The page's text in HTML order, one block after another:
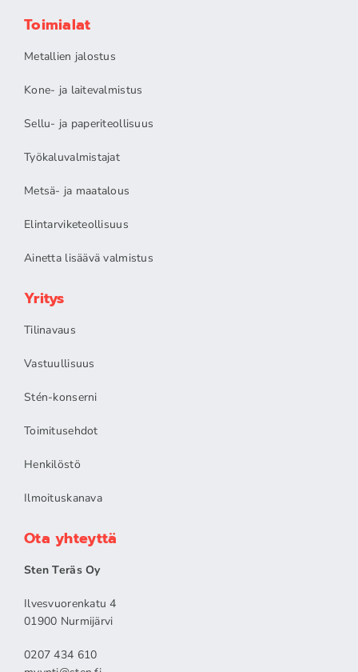
Toimialat
Metallien jalostus
Kone- ja laitevalmistus
Sellu- ja paperiteollisuus
Työkaluvalmistajat
Metsä- ja maatalous
Elintarviketeollisuus
Ainetta lisäävä valmistus
Yritys
Tilinavaus
Vastuullisuus
Stén-konserni
Toimitusehdot
Henkilöstö
Ilmoituskanava
Ota yhteyttä
Sten Teräs Oy
Ilvesvuorenkatu 4
01900 Nurmijärvi
0207 434 610